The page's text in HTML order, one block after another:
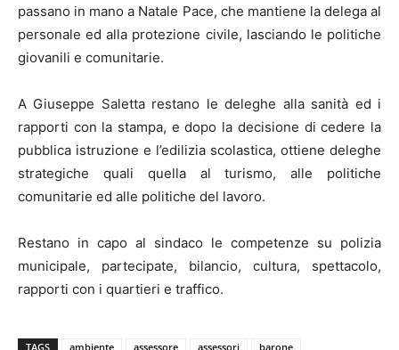
passano in mano a Natale Pace, che mantiene la delega al
personale ed alla protezione civile, lasciando le politiche
giovanili e comunitarie.
A Giuseppe Saletta restano le deleghe alla sanità ed i
rapporti con la stampa, e dopo la decisione di cedere la
pubblica istruzione e l’edilizia scolastica, ottiene deleghe
strategiche quali quella al turismo, alle politiche
comunitarie ed alle politiche del lavoro.
Restano in capo al sindaco le competenze su polizia
municipale, partecipate, bilancio, cultura, spettacolo,
rapporti con i quartieri e traffico.
TAGS ambiente assessore assessori
barone